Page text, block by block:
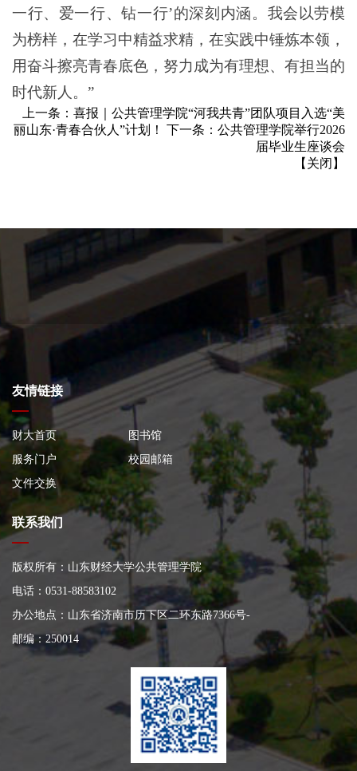
一行、爱一行、钻一行’的深刻内涵。我会以劳模
为榜样，在学习中精益求精，在实践中锤炼本领，
用奋斗擦亮青春底色，努力成为有理想、有担当的
时代新人。”
上一条： 喜报｜公共管理学院“河我共青”团队项目入选“美
丽山东·青春合伙人”计划！
下一条： 公共管理学院举行2026
届毕业生座谈会
【 关闭 】
友情链接
财大首页
图书馆
服务门户
校园邮箱
文件交换
联系我们
版权所有：山东财经大学公共管理学院
电话：0531-88583102
办公地点：山东省济南市历下区二环东路7366号-
邮编：250014